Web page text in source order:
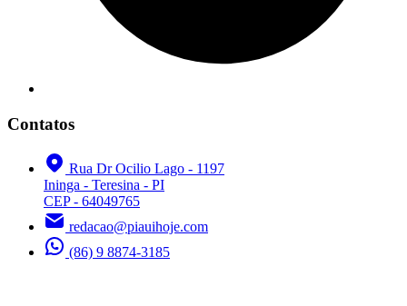
Contatos
Rua Dr Ocilio Lago - 1197
Ininga - Teresina - PI
CEP - 64049765
redacao@piauihoje.com
(86) 9 8874-3185